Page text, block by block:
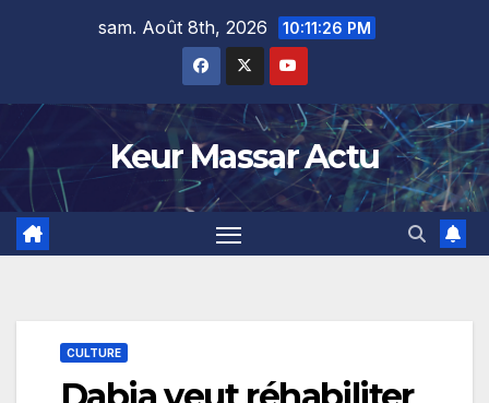
sam. Août 8th, 2026 10:11:27 PM
Keur Massar Actu
CULTURE